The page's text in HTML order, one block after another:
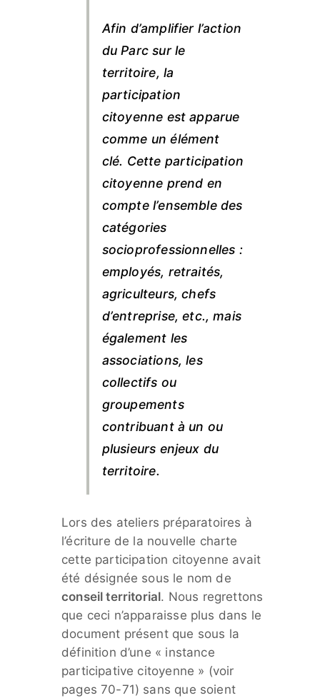
Afin d’amplifier l’action
du Parc sur le
territoire, la
participation
citoyenne est apparue
comme un élément
clé. Cette participation
citoyenne prend en
compte l’ensemble des
catégories
socioprofessionnelles :
employés, retraités,
agriculteurs, chefs
d’entreprise, etc., mais
également les
associations, les
collectifs ou
groupements
contribuant à un ou
plusieurs enjeux du
territoire.
Lors des ateliers préparatoires à
l’écriture de la nouvelle charte
cette participation citoyenne avait
été désignée sous le nom de
conseil territorial. Nous regrettons
que ceci n’apparaisse plus dans le
document présent que sous la
définition d’une « instance
participative citoyenne » (voir
pages 70-71) sans que soient